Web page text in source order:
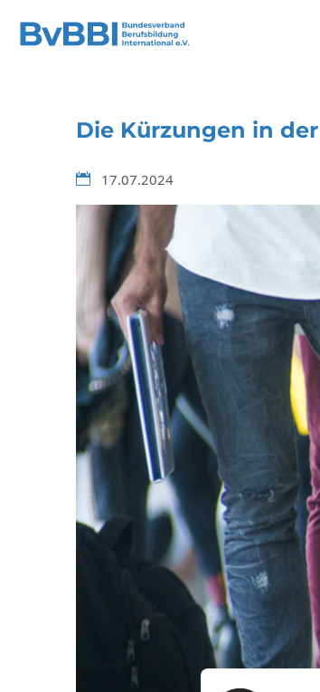
Die Kürzungen in
17.07.2024